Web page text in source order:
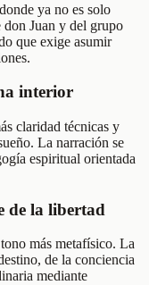
ya no es solo
don Juan y del grupo
que exige asumir
interior
claridad técnicas y
La narración se
espiritual orientada
de la libertad
más metafísico. La
de la conciencia
mediante